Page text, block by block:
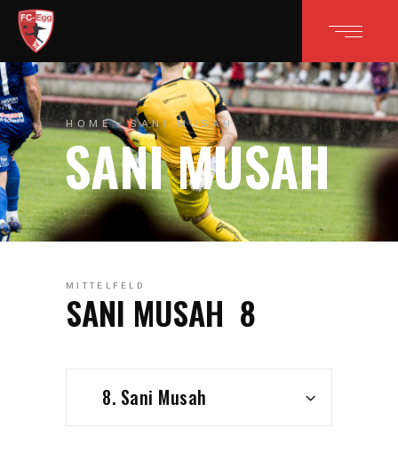
HOME SANI MUSAH
SANI MUSAH
MITTELFELD
8
SANI MUSAH
8. Sani Musah